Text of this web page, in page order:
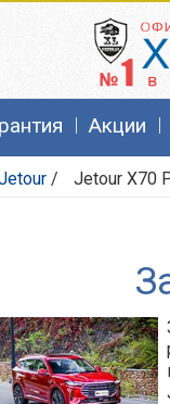
Акции
/ Jetour X70